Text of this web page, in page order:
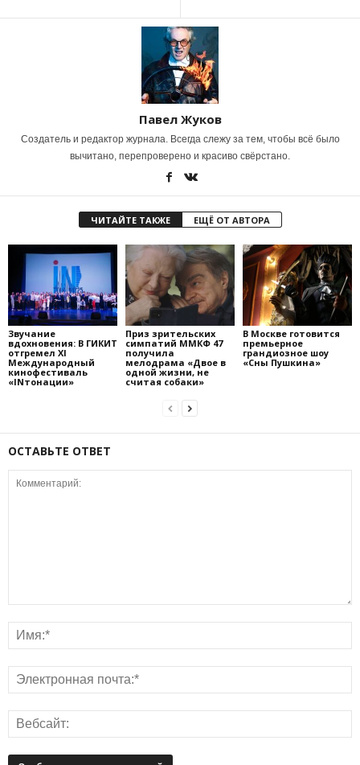
Павел Жуков
Создатель и редактор журнала. Всегда слежу за тем, чтобы всё было
вычитано, перепроверено и красиво свёрстано.
ЧИТАЙТЕ ТАКЖЕ ЕЩЁ ОТ АВТОРА
Звучание
вдохновения: В ГИКИТ
отгремел XI
Международный
кинофестиваль
«INтонации»
Приз зрительских
симпатий ММКФ 47
получила
мелодрама «Двое в
одной жизни, не
считая собаки»
В Москве готовится
премьерное
грандиозное шоу
«Сны Пушкина»
ОСТАВЬТЕ ОТВЕТ